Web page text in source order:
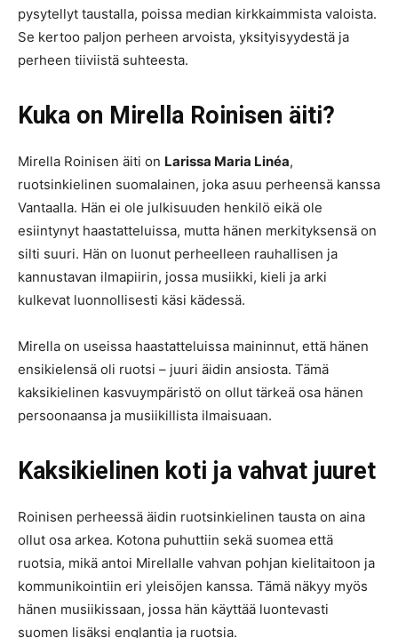
pysytellyt taustalla, poissa median kirkkaimmista valoista.
Se kertoo paljon perheen arvoista, yksityisyydestä ja
perheen tiiviistä suhteesta.
Kuka on Mirella Roinisen äiti?
Mirella Roinisen äiti on Larissa Maria Linéa,
ruotsinkielinen suomalainen, joka asuu perheensä kanssa
Vantaalla. Hän ei ole julkisuuden henkilö eikä ole
esiintynyt haastatteluissa, mutta hänen merkityksensä on
silti suuri. Hän on luonut perheelleen rauhallisen ja
kannustavan ilmapiirin, jossa musiikki, kieli ja arki
kulkevat luonnollisesti käsi kädessä.
Mirella on useissa haastatteluissa maininnut, että hänen
ensikielensä oli ruotsi – juuri äidin ansiosta. Tämä
kaksikielinen kasvuympäristö on ollut tärkeä osa hänen
persoonaansa ja musiikillista ilmaisuaan.
Kaksikielinen koti ja vahvat juuret
Roinisen perheessä äidin ruotsinkielinen tausta on aina
ollut osa arkea. Kotona puhuttiin sekä suomea että
ruotsia, mikä antoi Mirellalle vahvan pohjan kielitaitoon ja
kommunikointiin eri yleisöjen kanssa. Tämä näkyy myös
hänen musiikissaan, jossa hän käyttää luontevasti
suomen lisäksi englantia ja ruotsia.